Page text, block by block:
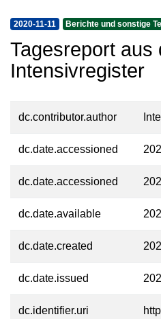
2020-11-11 Berichte und sonstige
Tagesreport aus
Intensivregister
dc.contributor.author
dc.date.accessioned
dc.date.accessioned
dc.date.available
dc.date.created
dc.date.issued
dc.identifier.uri